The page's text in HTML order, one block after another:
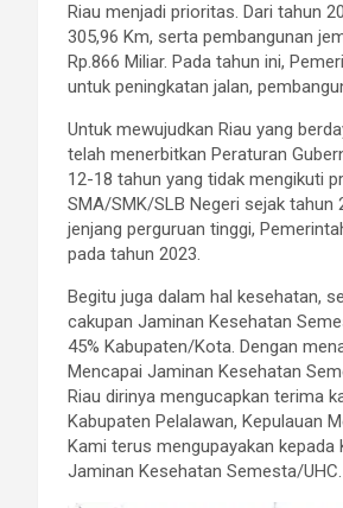
Riau menjadi prioritas. Dari tahun
305,96 Km, serta pembangunan
Rp.866 Miliar. Pada tahun ini,
untuk peningkatan jalan,
Untuk mewujudkan Riau yang
telah menerbitkan Peraturan
12-18 tahun yang tidak mengikuti
SMA/SMK/SLB Negeri sejak
jenjang perguruan tinggi,
pada tahun 2023.
Begitu juga dalam hal kesehatan,
cakupan Jaminan Kesehatan
45% Kabupaten/Kota. Dengan
Mencapai Jaminan Kesehatan
Riau dirinya mengucapkan terima
Kabupaten Pelalawan, Kepulauan
Kami terus mengupayakan
Jaminan Kesehatan Semesta/UHC.